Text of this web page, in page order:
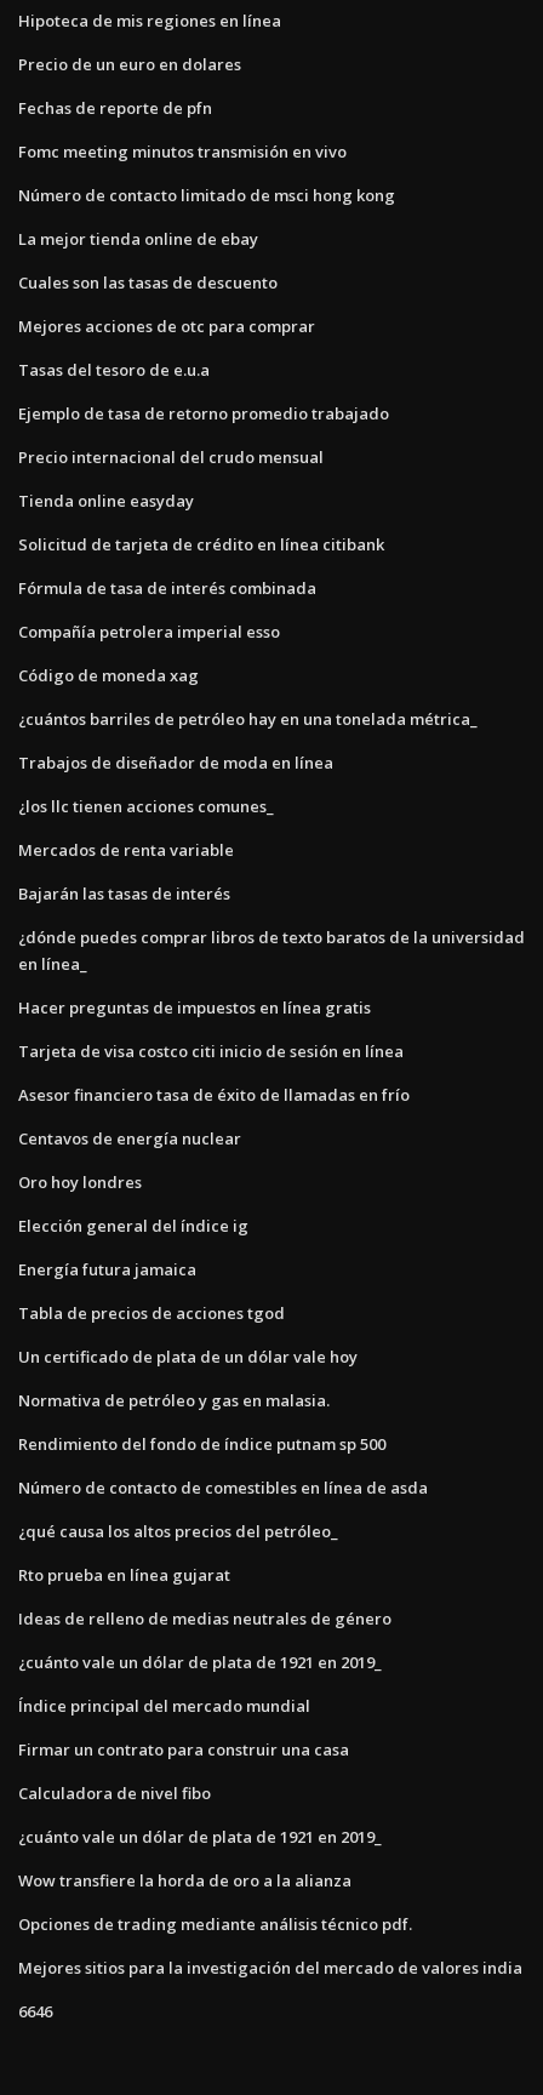
Hipoteca de mis regiones en línea
Precio de un euro en dolares
Fechas de reporte de pfn
Fomc meeting minutos transmisión en vivo
Número de contacto limitado de msci hong kong
La mejor tienda online de ebay
Cuales son las tasas de descuento
Mejores acciones de otc para comprar
Tasas del tesoro de e.u.a
Ejemplo de tasa de retorno promedio trabajado
Precio internacional del crudo mensual
Tienda online easyday
Solicitud de tarjeta de crédito en línea citibank
Fórmula de tasa de interés combinada
Compañía petrolera imperial esso
Código de moneda xag
¿cuántos barriles de petróleo hay en una tonelada métrica_
Trabajos de diseñador de moda en línea
¿los llc tienen acciones comunes_
Mercados de renta variable
Bajarán las tasas de interés
¿dónde puedes comprar libros de texto baratos de la universidad
en línea_
Hacer preguntas de impuestos en línea gratis
Tarjeta de visa costco citi inicio de sesión en línea
Asesor financiero tasa de éxito de llamadas en frío
Centavos de energía nuclear
Oro hoy londres
Elección general del índice ig
Energía futura jamaica
Tabla de precios de acciones tgod
Un certificado de plata de un dólar vale hoy
Normativa de petróleo y gas en malasia.
Rendimiento del fondo de índice putnam sp 500
Número de contacto de comestibles en línea de asda
¿qué causa los altos precios del petróleo_
Rto prueba en línea gujarat
Ideas de relleno de medias neutrales de género
¿cuánto vale un dólar de plata de 1921 en 2019_
Índice principal del mercado mundial
Firmar un contrato para construir una casa
Calculadora de nivel fibo
¿cuánto vale un dólar de plata de 1921 en 2019_
Wow transfiere la horda de oro a la alianza
Opciones de trading mediante análisis técnico pdf.
Mejores sitios para la investigación del mercado de valores india
6646